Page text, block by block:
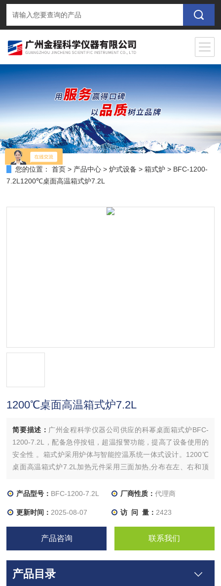
您的位置： 首页 > 产品中心 >炉式设备 >箱式炉 > BFC-1200-
7.2L1200℃桌面高温箱式炉7.2L
1200℃桌面高温箱式炉7.2L
简要描述： 广州金程科学仪器公司供应的科幂桌面箱式炉BFC-
1200-7.2L，配备急停按钮，超温报警功能，提高了设备使用的
安全性 。箱式炉采用炉体与智能控温系统一体式设计。1200℃
桌面高温箱式炉7.2L加热元件采用三面加热,分布在左、右和顶
高，可减少人为操作误差，提高工作效率。
产品型号： BFC-1200-7.2L 厂商性质： 代理商
更新时间： 2025-08-07 访 问 量： 2423
产品咨询 联系我们
产品目录